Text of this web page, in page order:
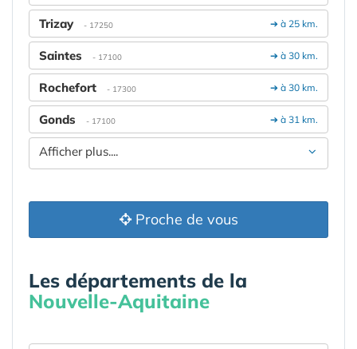
➔ à 25 km.
Trizay - 17250
➔ à 30 km.
Saintes - 17100
➔ à 30 km.
Rochefort - 17300
➔ à 31 km.
Gonds - 17100
Afficher plus....
Proche de vous
Les départements de la
Nouvelle-Aquitaine